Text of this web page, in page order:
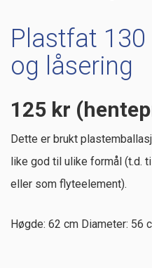
Plastfat
og låsering
125 kr
Dette er brukt
like god til ulike formål (t.d.
eller som flyteelement).
Høgde: 62 cm Diameter: 56